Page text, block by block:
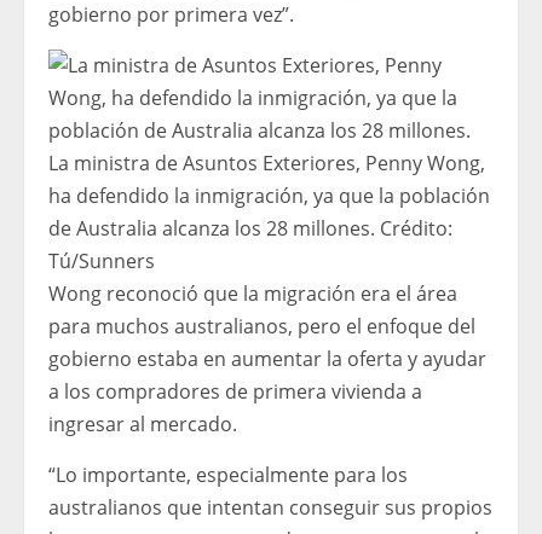
gobierno por primera vez”.
La ministra de Asuntos Exteriores, Penny Wong,
ha defendido la inmigración, ya que la población
de Australia alcanza los 28 millones. Crédito:
Tú/Sunners
Wong reconoció que la migración era el área
para muchos australianos, pero el enfoque del
gobierno estaba en aumentar la oferta y ayudar
a los compradores de primera vivienda a
ingresar al mercado.
“Lo importante, especialmente para los
australianos que intentan conseguir sus propios